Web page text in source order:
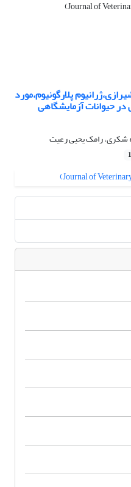
پلارگونیوم،مورد
حیوانات آزمایشگاهی
شکری، رامک یحیی رعیت